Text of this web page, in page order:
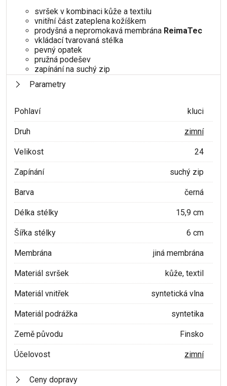
svršek v kombinaci kůže a textilu
vnitřní část zateplena kožíškem
prodyšná a nepromokavá membrána ReimaTec
vkládací tvarovaná stélka
pevný opatek
pružná podešev
zapínání na suchý zip
Parametry
Pohlaví kluci
Druh zimní
Velikost 24
Zapínání suchý zip
Barva černá
Délka stélky 15,9 cm
Šířka stélky 6 cm
Membrána jiná membrána
Materiál svršek kůže, textil
Materiál vnitřek syntetická vlna
Materiál podrážka syntetika
Země původu Finsko
Účelovost zimní
Ceny dopravy